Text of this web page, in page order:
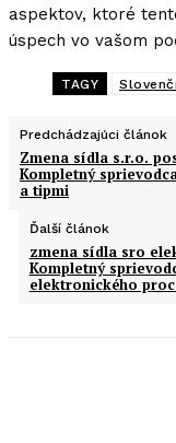
aspektov, ktoré
úspech vo vašom
TAGY
Predchádzajúci článok
Zmena sídla s.r.o.
Kompletný
a tipmi
Ďalší článok
zmena sídla sro
Kompletný
elektronického